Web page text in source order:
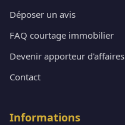
Déposer un avis
FAQ courtage immobilier
Devenir apporteur d'affaires
Contact
Informations